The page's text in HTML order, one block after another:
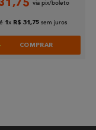
,75
1 x R$ 31 ,75 sem juros
COMPRAR